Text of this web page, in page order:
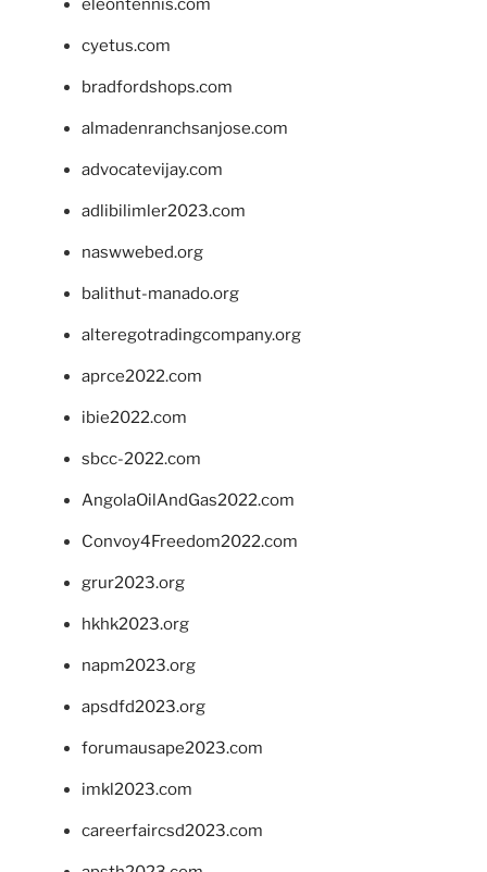
eleontennis.com
cyetus.com
bradfordshops.com
almadenranchsanjose.com
advocatevijay.com
adlibilimler2023.com
naswwebed.org
balithut-manado.org
alteregotradingcompany.org
aprce2022.com
ibie2022.com
sbcc-2022.com
AngolaOilAndGas2022.com
Convoy4Freedom2022.com
grur2023.org
hkhk2023.org
napm2023.org
apsdfd2023.org
forumausape2023.com
imkl2023.com
careerfaircsd2023.com